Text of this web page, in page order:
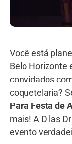
Você está
Belo Horizonte
convidados
coquetelaria?
Para Festa de
mais! A Dilas
evento